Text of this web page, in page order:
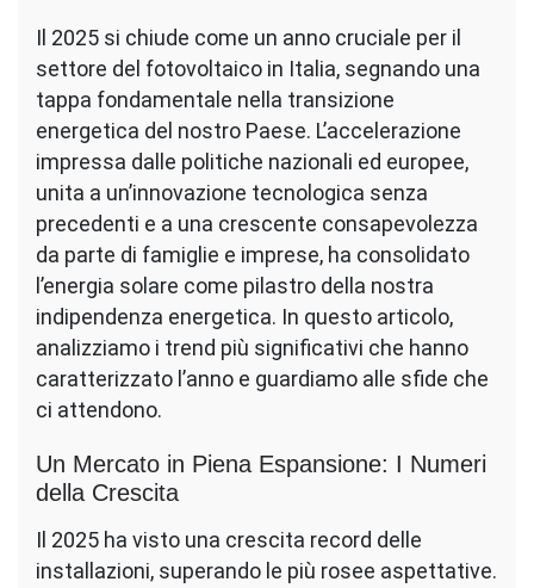
Il 2025 si chiude come un anno cruciale per il
settore del fotovoltaico in Italia, segnando una
tappa fondamentale nella transizione
energetica del nostro Paese. L’accelerazione
impressa dalle politiche nazionali ed europee,
unita a un’innovazione tecnologica senza
precedenti e a una crescente consapevolezza
da parte di famiglie e imprese, ha consolidato
l’energia solare come pilastro della nostra
indipendenza energetica. In questo articolo,
analizziamo i trend più significativi che hanno
caratterizzato l’anno e guardiamo alle sfide che
ci attendono.
Un Mercato in Piena Espansione: I Numeri
della Crescita
Il 2025 ha visto una crescita record delle
installazioni, superando le più rosee aspettative.